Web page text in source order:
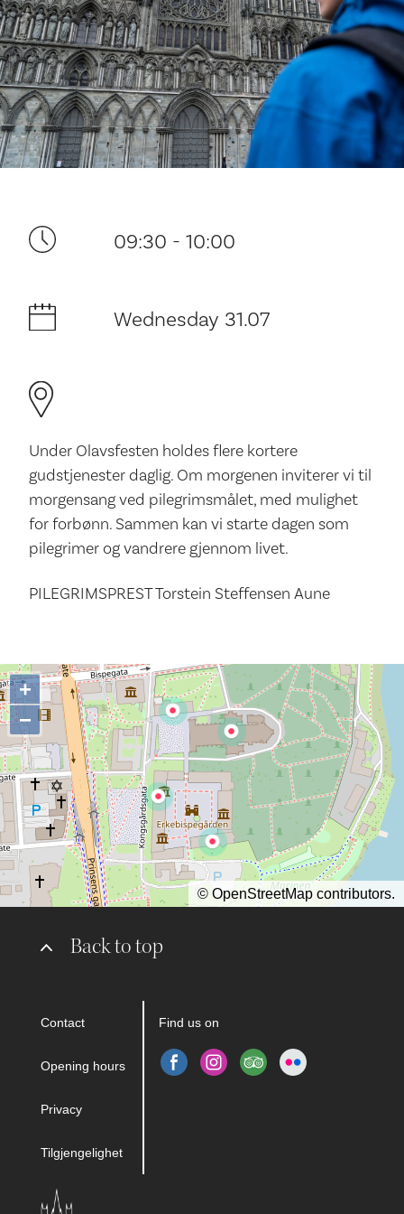
Your visit
The music in the Cathedral
History and architecture
09:30 - 10:00
Wednesday 31.07
Under Olavsfesten holdes flere kortere
gudstjenester daglig. Om morgenen inviterer vi til
morgensang ved pilegrimsmålet, med mulighet
for forbønn. Sammen kan vi starte dagen som
pilegrimer og vandrere gjennom livet.
PILEGRIMSPREST Torstein Steffensen Aune
Back to top
Contact
Opening hours
Privacy
Tilgjengelighet
Find us on
+
−
© OpenStreetMap contributors.